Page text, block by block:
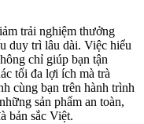
trải nghiệm thưởng
duy trì lâu dài. Việc hiểu
chỉ giúp bạn tận
tối đa lợi ích mà trà
cùng bạn trên hành trình
sản phẩm an toàn,
bản sắc Việt.